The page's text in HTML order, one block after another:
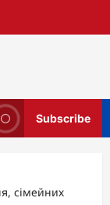
Subscribe
сімейних